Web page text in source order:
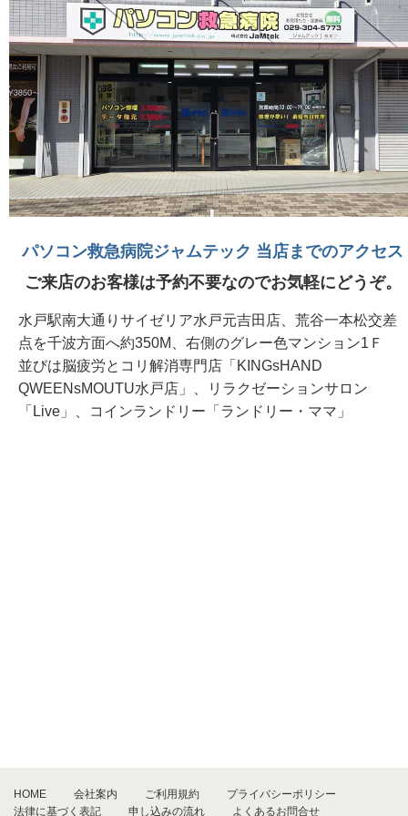
パソコン救急病院ジャムテック 当店までのアクセス
ご来店のお客様は予約不要なのでお気軽にどうぞ。
水戸駅南大通りサイゼリア水戸元吉田店、荒谷一本松交差
点を千波方面へ約350M、右側のグレー色マンション1Ｆ
並びは脳疲労とコリ解消専門店「KINGsHAND
QWEENsMOUTU水戸店」、リラクゼーションサロン
「Live」、コインランドリー「ランドリー・ママ」
HOME 会社案内 ご利用規約
プライバシーポリシー
法律に基づく表記
申し込みの流れ よくあるお問合せ